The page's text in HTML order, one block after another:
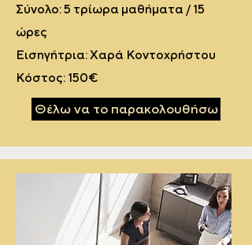
Σύνολο: 5 τρίωρα μαθήματα / 15
ώρες
Εισηγήτρια: Χαρά Κοντοχρήστου
Κόστος: 150€
Θέλω να το παρακολουθήσω